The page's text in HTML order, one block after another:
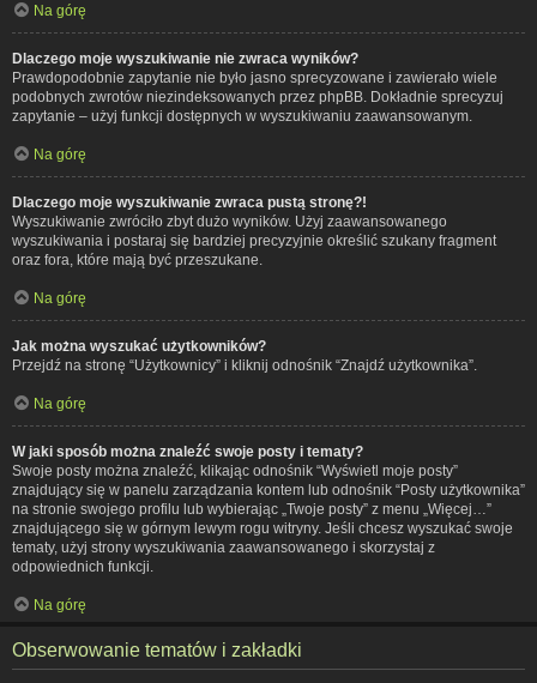
Na górę
Dlaczego moje wyszukiwanie nie zwraca wyników?
Prawdopodobnie zapytanie nie było jasno sprecyzowane i zawierało wiele
podobnych zwrotów niezindeksowanych przez phpBB. Dokładnie sprecyzuj
zapytanie – użyj funkcji dostępnych w wyszukiwaniu zaawansowanym.
Na górę
Dlaczego moje wyszukiwanie zwraca pustą stronę?!
Wyszukiwanie zwróciło zbyt dużo wyników. Użyj zaawansowanego
wyszukiwania i postaraj się bardziej precyzyjnie określić szukany fragment
oraz fora, które mają być przeszukane.
Na górę
Jak można wyszukać użytkowników?
Przejdź na stronę “Użytkownicy” i kliknij odnośnik “Znajdź użytkownika”.
Na górę
W jaki sposób można znaleźć swoje posty i tematy?
Swoje posty można znaleźć, klikając odnośnik “Wyświetl moje posty”
znajdujący się w panelu zarządzania kontem lub odnośnik “Posty użytkownika”
na stronie swojego profilu lub wybierając „Twoje posty” z menu „Więcej…”
znajdującego się w górnym lewym rogu witryny. Jeśli chcesz wyszukać swoje
tematy, użyj strony wyszukiwania zaawansowanego i skorzystaj z
odpowiednich funkcji.
Na górę
Obserwowanie tematów i zakładki